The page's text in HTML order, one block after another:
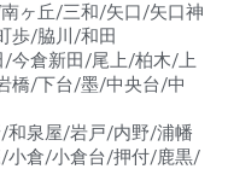
ヶ丘/三和/矢口/矢口神
歩/脇川/和田
今倉新田/尾上/柏木/上
橋/下台/墨/中央台/中
泉屋/岩戸/内野/浦幡
小倉/小倉台/押付/鹿黒/